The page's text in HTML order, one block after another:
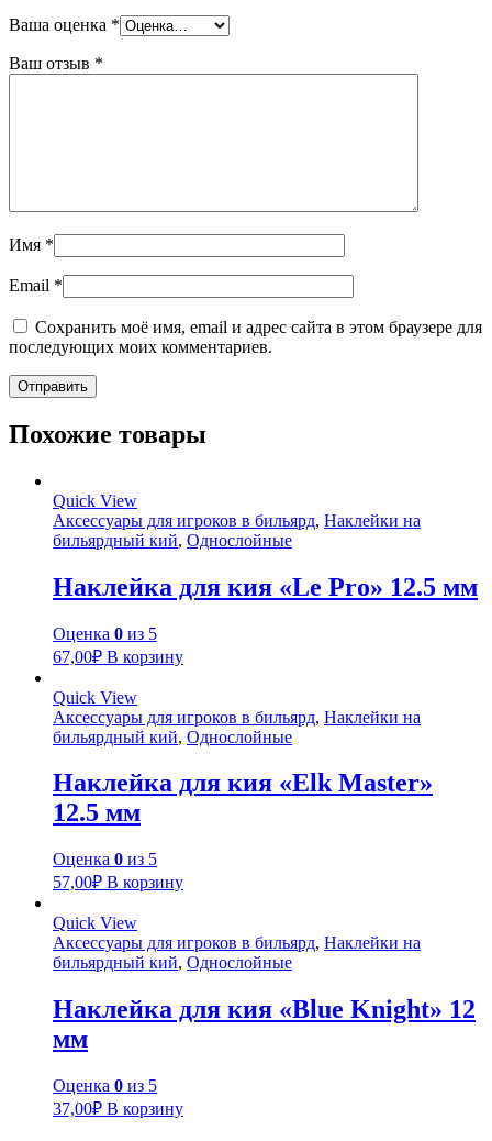
Ваша оценка *
Ваш отзыв *
Имя *
Email *
Сохранить моё имя, email и адрес сайта в этом браузере для
последующих моих комментариев.
Похожие товары
Quick View
Аксессуары для игроков в бильярд, Наклейки на
бильярдный кий, Однослойные
Наклейка для кия «Le Pro» 12.5 мм
Оценка 0 из 5
67,00₽ В корзину
Quick View
Аксессуары для игроков в бильярд, Наклейки на
бильярдный кий, Однослойные
Наклейка для кия «Elk Master»
12.5 мм
Оценка 0 из 5
57,00₽ В корзину
Quick View
Аксессуары для игроков в бильярд, Наклейки на
бильярдный кий, Однослойные
Наклейка для кия «Blue Knight» 12
мм
Оценка 0 из 5
37,00₽ В корзину